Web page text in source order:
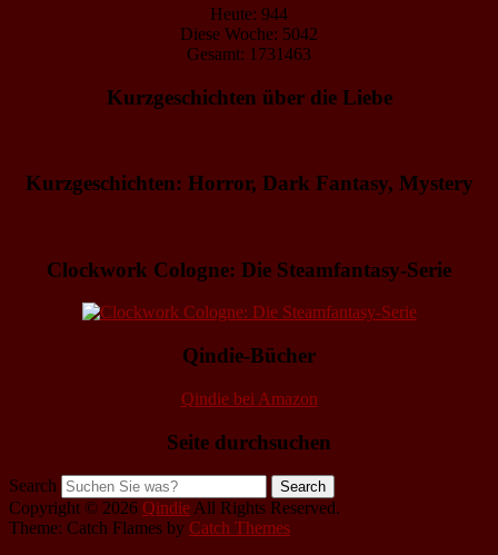
Heute: 944
Diese Woche: 5042
Gesamt: 1731463
Kurzgeschichten über die Liebe
Kurzgeschichten: Horror, Dark Fantasy, Mystery
Clockwork Cologne: Die Steamfantasy-Serie
Qindie-Bücher
Qindie bei Amazon
Seite durchsuchen
Search
Copyright © 2026 Qindie All Rights Reserved.
Theme: Catch Flames by Catch Themes